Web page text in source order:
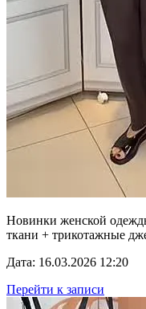
Новинки женской
ткани + трикотажные
Дата: 16.03.2026 12:20
Перейти к записи